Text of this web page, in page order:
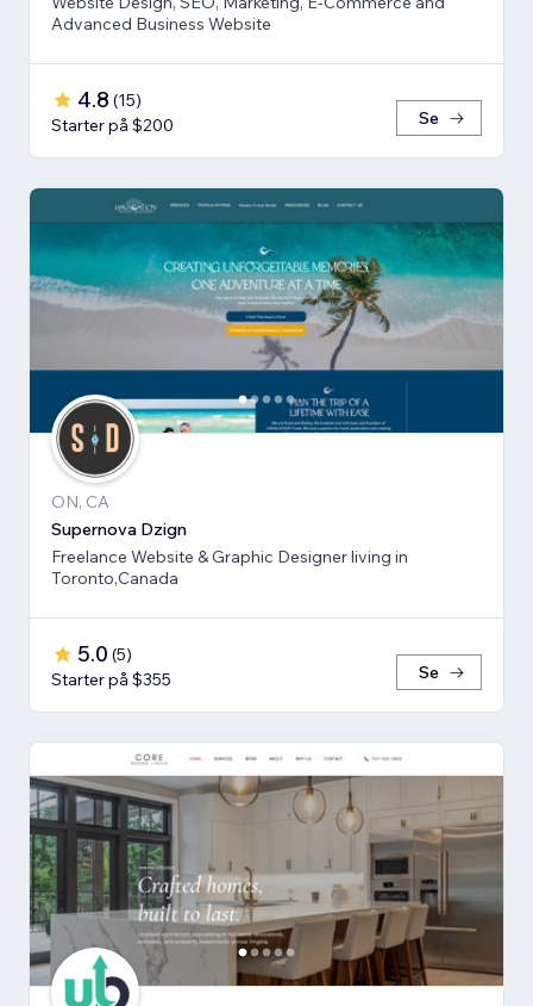
Advanced Business Website
4.8 (15)
Starter på $200
Se
ON, CA
Supernova Dzign
Freelance Website & Graphic Designer living in
Toronto,Canada
5.0 (5)
Starter på $355
Se